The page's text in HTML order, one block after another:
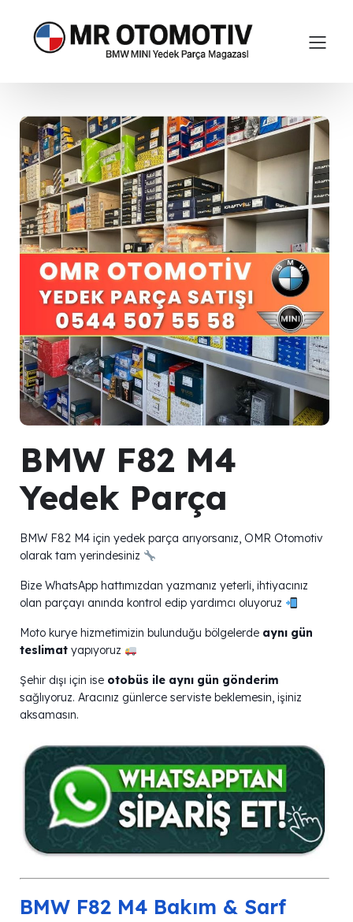
BMW F82 M4
Yedek Parça
BMW F82 M4 için yedek parça arıyorsanız, OMR Otomotiv
olarak tam yerindesiniz
Bize WhatsApp hattımızdan yazmanız yeterli, ihtiyacınız
olan parçayı anında kontrol edip yardımcı oluyoruz
Moto kurye hizmetimizin bulunduğu bölgelerde aynı gün
teslimat yapıyoruz
Şehir dışı için ise otobüs ile aynı gün gönderim
sağlıyoruz. Aracınız günlerce serviste beklemesin, işiniz
aksamasın.
BMW F82 M4 Bakım & Sarf